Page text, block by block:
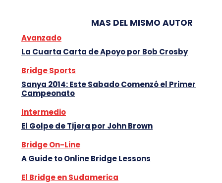
MAS DEL MISMO AUTOR
Avanzado
La Cuarta Carta de Apoyo por Bob Crosby
Bridge Sports
Sanya 2014: Este Sabado Comenzó el Primer
Campeonato
Intermedio
El Golpe de Tijera por John Brown
Bridge On-Line
A Guide to Online Bridge Lessons
El Bridge en Sudamerica